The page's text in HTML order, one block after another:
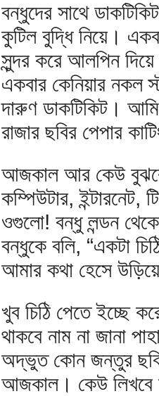
বন্ধুদের সাথে
কুটিল বুদ্ধি নিয়ে।
সুন্দর করে আলপিন
একবার কেনিয়ার নকল
দারুণ ডাকটিকিট।
রাজার ছবির পেপার
আজকাল আর কেউ
কম্পিউটার, ইন্টারনেট,
ওগুলো! বন্ধু লন্ডন
বন্ধুকে বলি, “একটা
আমার কথা হেসে
খুব চিঠি পেতে ইচ্ছে
থাকবে নাম না জানা
অদ্ভুত কোন জন্তুর ছবি,
আজকাল। কেউ লিখবে